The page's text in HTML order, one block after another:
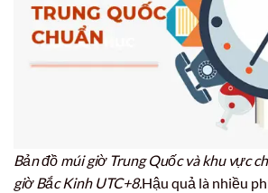
Bản đồ múi giờ Trung Quốc và khu vực
giờ Bắc Kinh UTC+8.Hậu quả là nhiều